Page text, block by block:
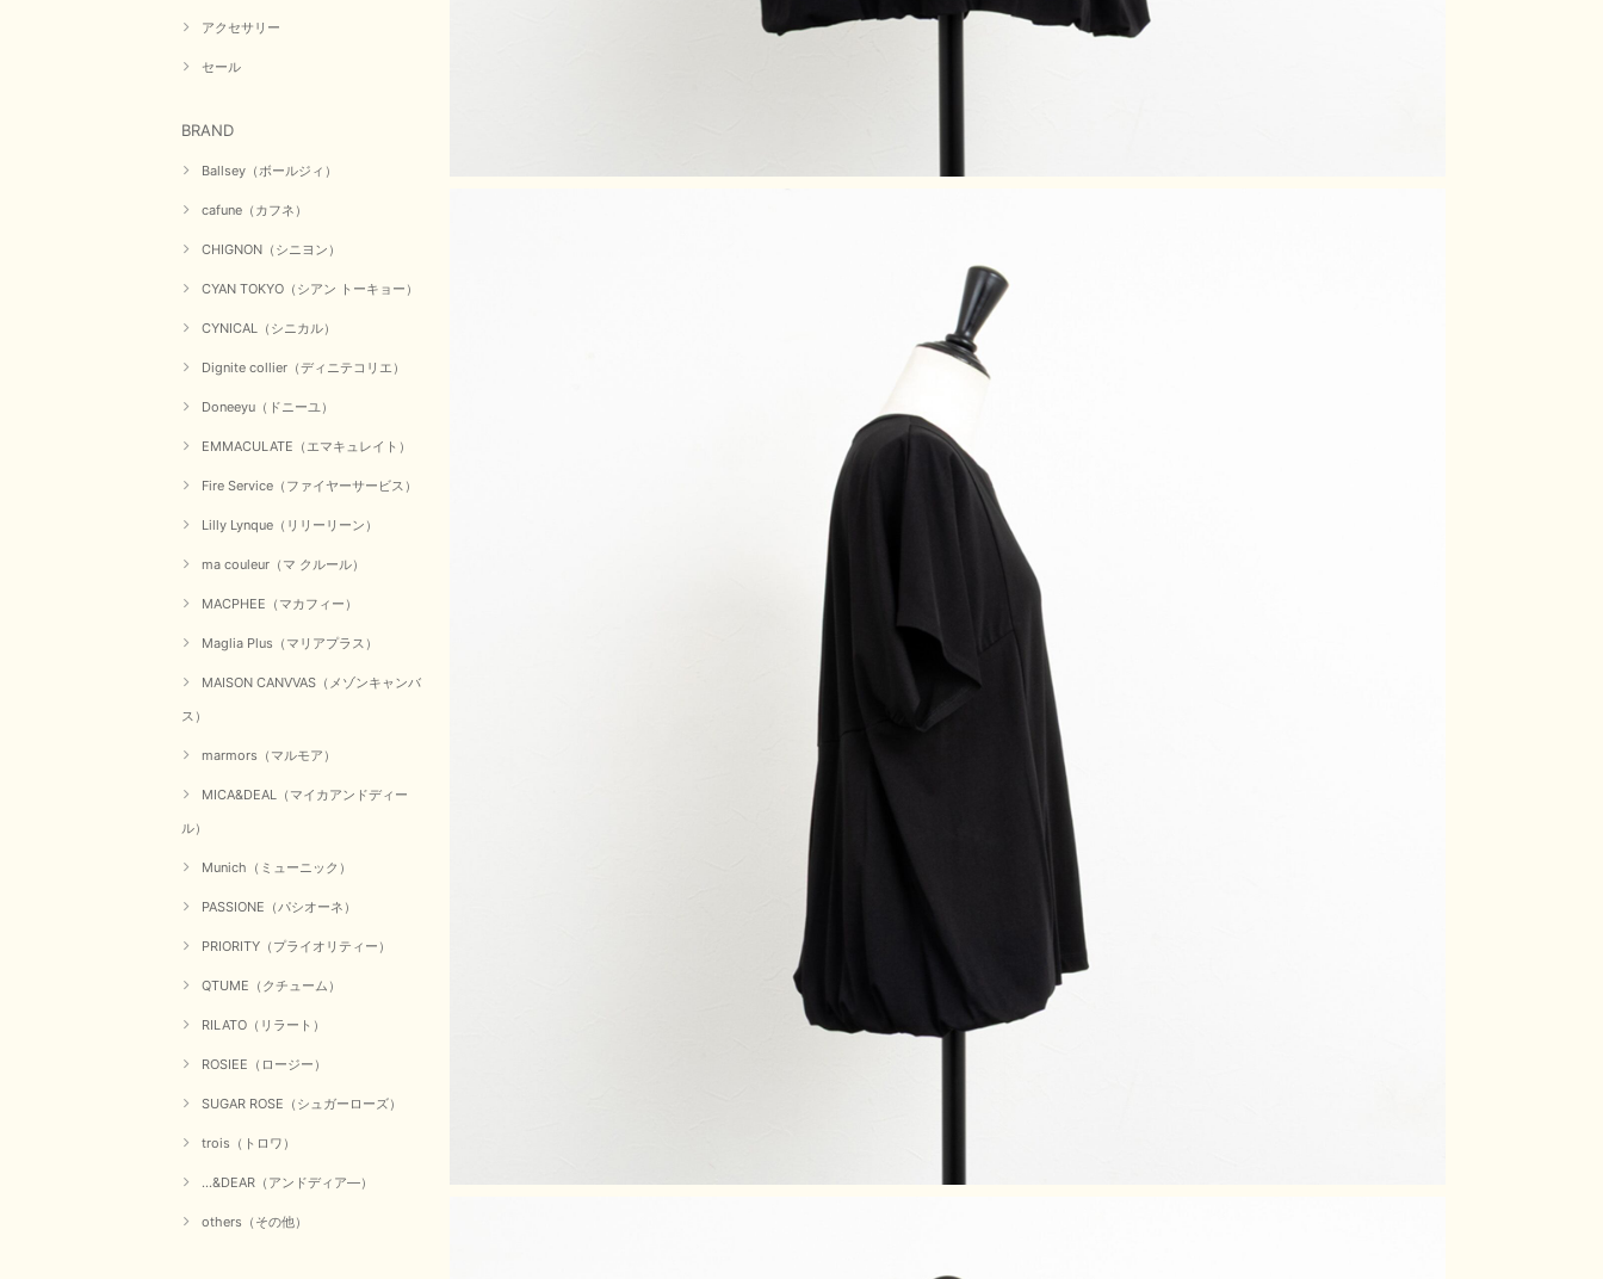
アクセサリー
セール
BRAND
Ballsey（ボールジィ）
cafune（カフネ）
CHIGNON（シニヨン）
CYAN TOKYO（シアン トーキョー）
CYNICAL（シニカル）
Dignite collier（ディニテコリエ）
Doneeyu（ドニーユ）
EMMACULATE（エマキュレイト）
Fire Service（ファイヤーサービス）
Lilly Lynque（リリーリーン）
ma couleur（マ クルール）
MACPHEE（マカフィー）
Maglia Plus（マリアプラス）
MAISON CANVVAS（メゾンキャンバ
ス）
marmors（マルモア）
MICA&DEAL（マイカアンドディー
ル）
Munich（ミューニック）
PASSIONE（パシオーネ）
PRIORITY（プライオリティー）
QTUME（クチューム）
RILATO（リラート）
ROSIEE（ロージー）
SUGAR ROSE（シュガーローズ）
trois（トロワ）
...&DEAR（アンドディア―）
others（その他）